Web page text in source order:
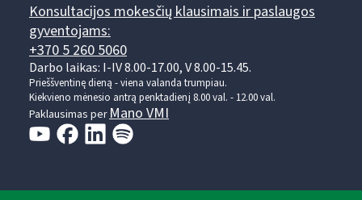
Konsultacijos mokesčių klausimais ir paslaugos
gyventojams:
+370 5 260 5060
Darbo laikas: I-IV 8.00-17.00, V 8.00-15.45.
Prieššventinę dieną - viena valanda trumpiau.
Kiekvieno mėnesio antrą penktadienį 8.00 val. - 12.00 val.
Paklausimas per Mano VMI